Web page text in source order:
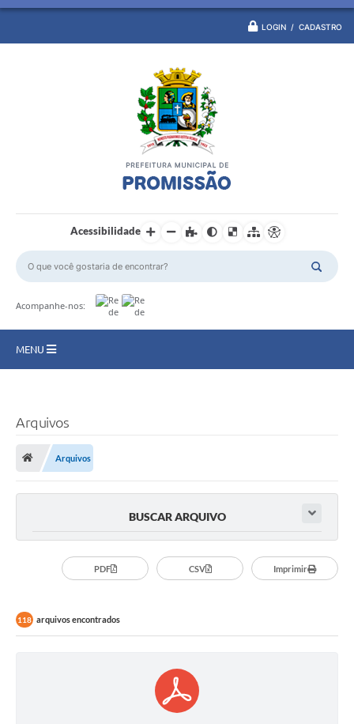
LOGIN / CADASTRO
Acessibilidade
Acompanhe-nos:
MENU
Turismo
Ouvidoria
Audiências Públicas
Bolsa Família
Plano Municipal - Agricultura e Meio
Arquivos
Arquivos
BUSCAR ARQUIVO
PDF CSV Imprimir
118 arquivos encontrados